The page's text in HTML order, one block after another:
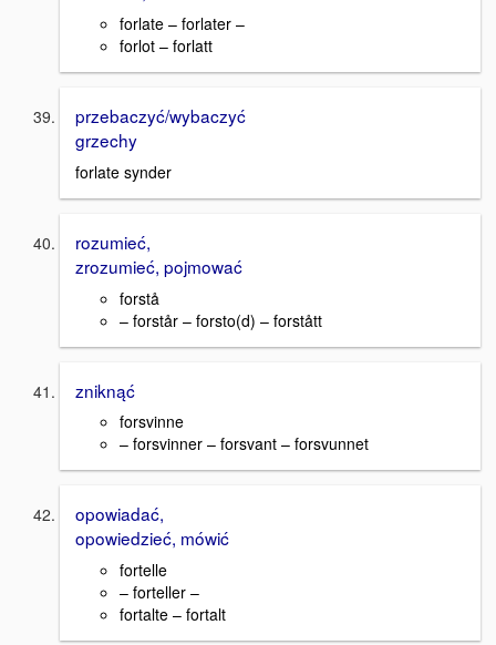
forlate – forlater –
forlot – forlatt
przebaczyć/wybaczyć
grzechy
forlate synder
rozumieć,
zrozumieć, pojmować
forstå
– forstår – forsto(d) – forstått
zniknąć
forsvinne
– forsvinner – forsvant – forsvunnet
opowiadać,
opowiedzieć, mówić
fortelle
– forteller –
fortalte – fortalt